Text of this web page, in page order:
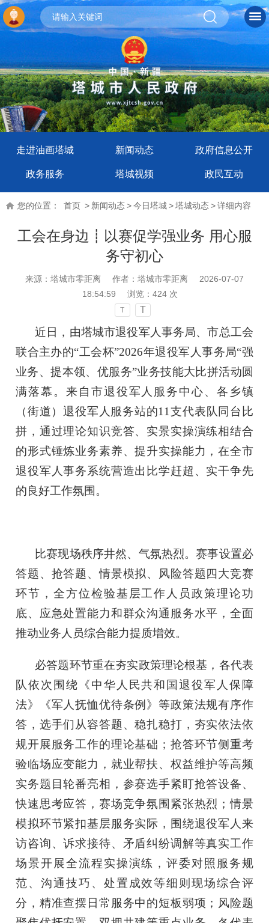
走进油画塔城 新闻动态 政府信息公开
政务服务 塔城视频 政民互动
您的位置： 首页 > 新闻动态>今日塔城>塔城动态>详细内容
工会在身边┋以赛促学强业务 用心服
务守初心
来源：塔城市零距离 作者：塔城市零距离
2026-07-07
18:54:59
浏览： 424 次
T T
近日，由塔城市退役军人事务局、市总工会
联合主办的“工会杯”2026年退役军人事务局“强
业务、提本领、优服务”业务技能大比拼活动圆
满落幕。来自市退役军人服务中心、各乡镇
（街道）退役军人服务站的11支代表队同台比
拼，通过理论知识竞答、实景实操演练相结合
的形式锤炼业务素养、提升实操能力，在全市
退役军人事务系统营造出比学赶超、实干争先
的良好工作氛围。
比赛现场秩序井然、气氛热烈。赛事设置必
答题、抢答题、情景模拟、风险答题四大竞赛
环节，全方位检验基层工作人员政策理论功
底、应急处置能力和群众沟通服务水平，全面
推动业务人员综合能力提质增效。
必答题环节重在夯实政策理论根基，各代表
队依次围绕《中华人民共和国退役军人保障
法》《军人抚恤优待条例》等政策法规有序作
答，选手们从容答题、稳扎稳打，夯实依法依
规开展服务工作的理论基础；抢答环节侧重考
验临场应变能力，就业帮扶、权益维护等高频
实务题目轮番亮相，参赛选手紧盯抢答设备、
快速思考应答，赛场竞争氛围紧张热烈；情景
模拟环节紧扣基层服务实际，围绕退役军人来
访咨询、诉求接待、矛盾纠纷调解等真实工作
场景开展全流程实操演练，评委对照服务规
范、沟通技巧、处置成效等细则现场综合评
分，精准查摆日常服务中的短板弱项；风险题